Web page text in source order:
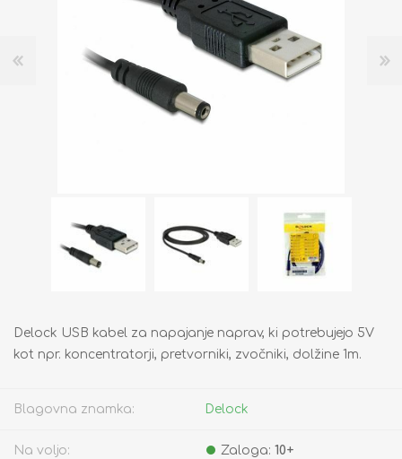
Delock USB kabel za napajanje naprav, ki potrebujejo 5V
kot npr. koncentratorji, pretvorniki, zvočniki, dolžine 1m.
Blagovna znamka: Delock
Na voljo: Zaloga: 10+